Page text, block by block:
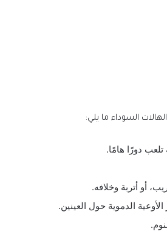
السوداء ما يلي:
تلعب دورًا هامًا.
أو أتربة وخلافه.
الأوعية الدموية حول العينين.